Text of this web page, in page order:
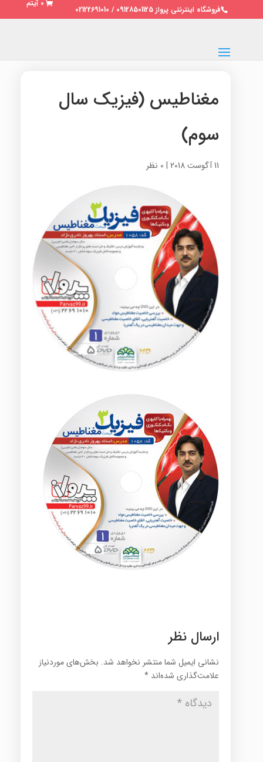
فروشگاه اینترنتی پرواز 09128501125 / 02122691010
0 آیتم
مغناطیس (فیزیک سال
سوم)
11 آگوست 2018 | 0 نظر
ارسال نظر
نشانی ایمیل شما منتشر نخواهد شد. بخش‌های موردنیاز
علامت‌گذاری شده‌اند *